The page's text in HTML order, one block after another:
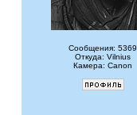
Сообщения: 5369
Откуда: Vilnius
Камера: Canon